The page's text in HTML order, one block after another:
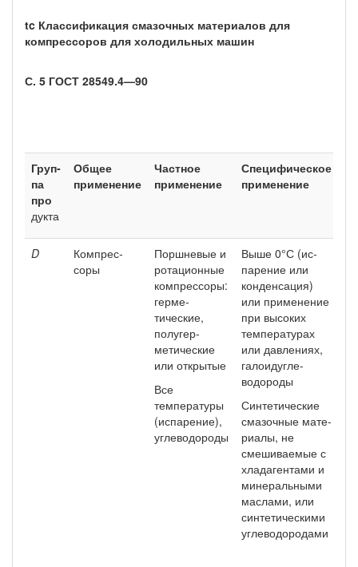
tc Классификация смазочных материалов для
компрессоров для холодильных машин
С. 5 ГОСТ 28549.4—90
Груп­
па
про­
дукта
Общее
применение
Частное
применение
Специфическое
применение
D
Ком­прес­
соры
Поршневые и
ротационные
ком­прессоры:
герме­
тические,
полугер-
метические
или открытые
Все
температу­ры
(испарение),
углеводороды
Выше 0°С (ис­
парение или
кон­денсация)
или применение
при высоких
темпера­турах
или давле­ниях,
галоидугле-
водороды
Синтетические
смазочные мате­
риалы, не
смеши­ваемые с
хлад­агентами и
мине­ральными
масла­ми, или
синтети­ческими
углево­дородами